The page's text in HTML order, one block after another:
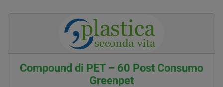
Compound di PET – 60 Post Consumo
Greenpet